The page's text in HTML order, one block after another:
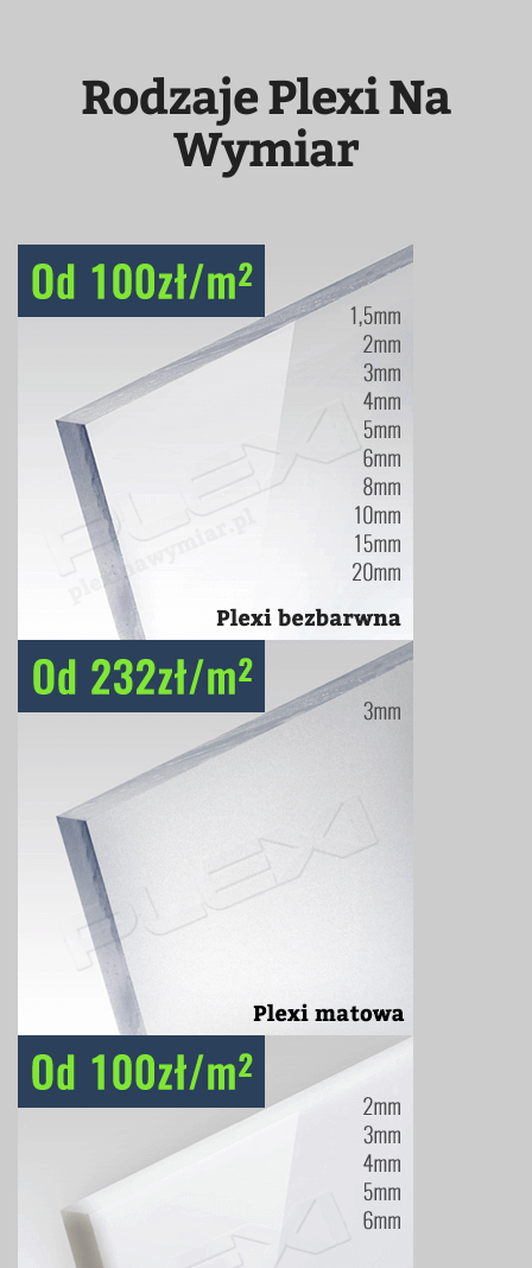
Rodzaje Plexi Na
Wymiar